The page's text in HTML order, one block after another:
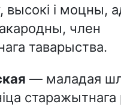
і моцны,
член
таварыства.
— маладая
старажытнага